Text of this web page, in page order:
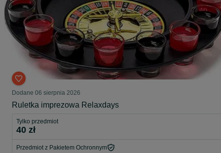
Dodane 06 sierpnia 2026
Ruletka imprezowa Relaxdays
Tylko przedmiot
40 zł
Przedmiot z Pakietem Ochronnym